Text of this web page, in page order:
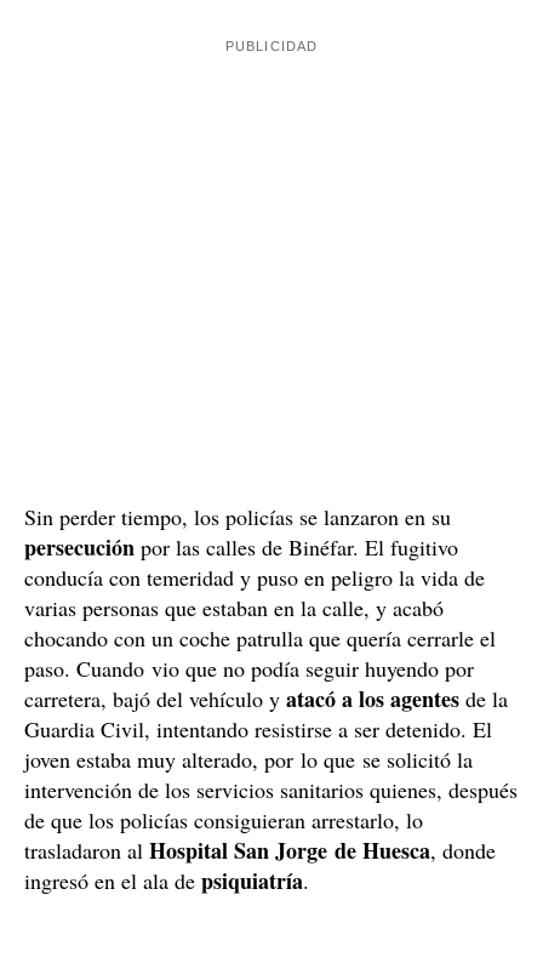
Sin perder tiempo, los policías se lanzaron en su
persecución por las calles de Binéfar. El fugitivo
conducía con temeridad y puso en peligro la vida de
varias personas que estaban en la calle, y acabó
chocando con un coche patrulla que quería cerrarle el
paso. Cuando vio que no podía seguir huyendo por
carretera, bajó del vehículo y atacó a los agentes de la
Guardia Civil, intentando resistirse a ser detenido. El
joven estaba muy alterado, por lo que se solicitó la
intervención de los servicios sanitarios quienes, después
de que los policías consiguieran arrestarlo, lo
trasladaron al Hospital San Jorge de Huesca, donde
ingresó en el ala de psiquiatría.